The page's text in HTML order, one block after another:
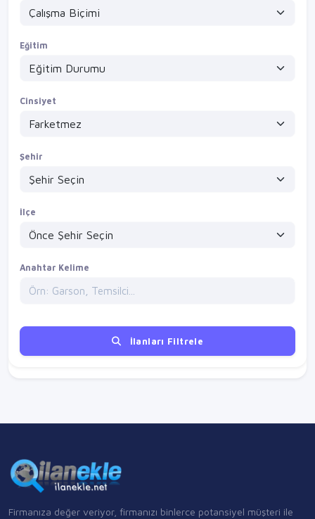
Eğitim
Cinsiyet
Şehir
İlçe
Anahtar Kelime
İlanları Filtrele
Firmanıza değer veriyor, firmanızı binlerce potansiyel müşteri ile